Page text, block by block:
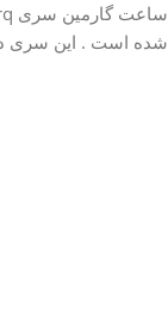
شده است . این سری در